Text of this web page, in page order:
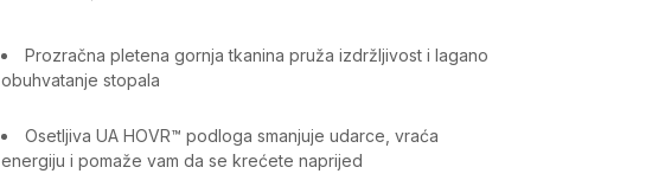
Prozračna pletena gornja tkanina pruža izdržljivost i lagano
obuhvatanje stopala
Osetljiva UA HOVR™ podloga smanjuje udarce, vraća
energiju i pomaže vam da se krećete naprijed